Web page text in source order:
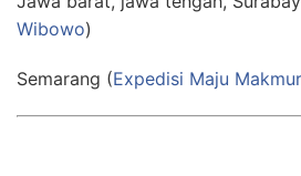
Wibowo)
Semarang (Expedisi Maju